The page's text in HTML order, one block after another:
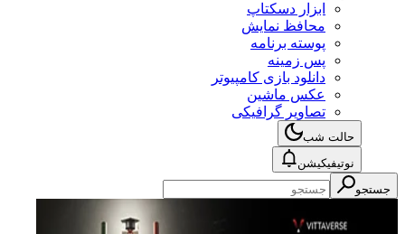
ابزار دسکتاپ
محافظ نمایش
پوسته برنامه
پس زمینه
دانلود بازی کامپیوتر
عکس ماشین
تصاویر گرافیکی
حالت شب
نوتیفیکیشن
جستجو